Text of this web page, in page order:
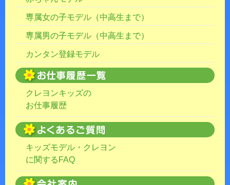
専属女の子モデル（中高生まで）
専属男の子モデル（中高生まで）
カンタン登録モデル
クレヨンキッズの
お仕事履歴
キッズモデル・クレヨン
に関するFAQ